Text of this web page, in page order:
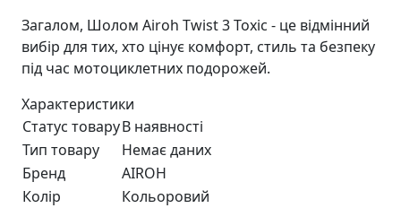
Загалом, Шолом Airoh Twist 3 Toxic - це відмінний
вибір для тих, хто цінує комфорт, стиль та безпеку
під час мотоциклетних подорожей.
Характеристики
Статус товаруВ наявності
Тип товару
Немає даних
Бренд
AIROH
Колір
Кольоровий